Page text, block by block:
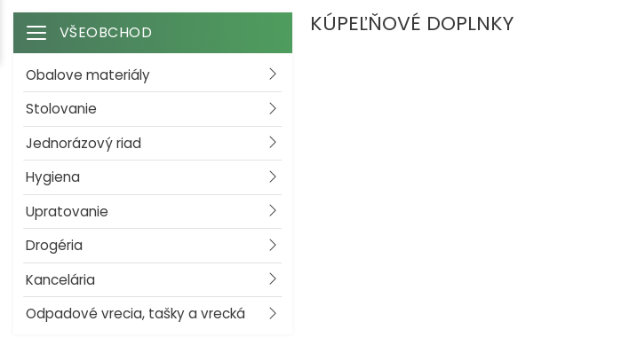
Toggle navigation
VŠEOBCHOD
Obalove materiály
Stolovanie
Jednorázový riad
Hygiena
Upratovanie
Drogéria
Kancelária
Odpadové vrecia, tašky a vrecká
KÚPEĽŇOVÉ DOPLNKY